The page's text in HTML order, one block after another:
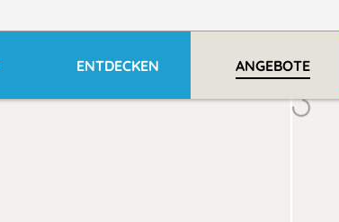
ENTDECKEN ANGEBOTE